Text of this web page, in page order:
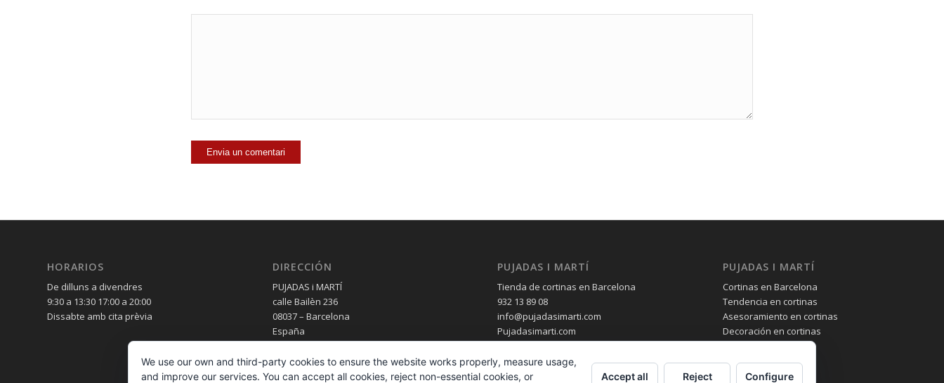
HORARIOS
De dilluns a divendres
9:30 a 13:30 17:00 a 20:00
Dissabte amb cita prèvia
DIRECCIÓN
PUJADAS i MARTÍ
calle Bailèn 236
08037 – Barcelona
España
PUJADAS I MARTÍ
Tienda de cortinas en Barcelona
932 13 89 08
info@pujadasimarti.com
Pujadasimarti.com
PUJADAS I MARTÍ
Cortinas en Barcelona
Tendencia en cortinas
Asesoramiento en cortinas
Decoración en cortinas
We use our own and third-party cookies to ensure the website works properly, measure usage,
and improve our services. You can accept all cookies, reject non-essential cookies, or
Accept all Reject Configure